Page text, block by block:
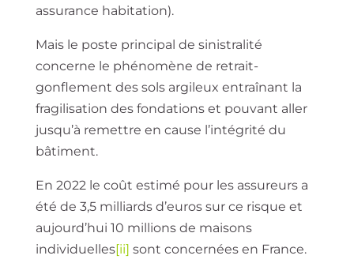
assurance habitation).
Mais le poste principal de sinistralité
concerne le phénomène de retrait-
gonflement des sols argileux entraînant la
fragilisation des fondations et pouvant aller
jusqu’à remettre en cause l’intégrité du
bâtiment.
En 2022 le coût estimé pour les assureurs a
été de 3,5 milliards d’euros sur ce risque et
aujourd’hui 10 millions de maisons
individuelles[ii] sont concernées en France.